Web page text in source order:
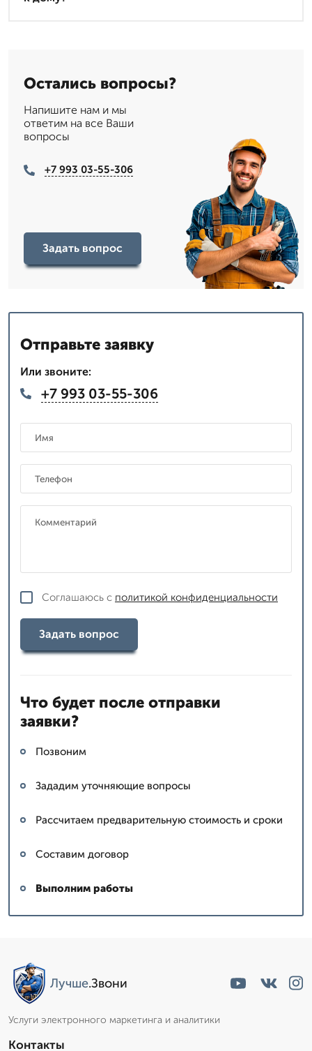
Остались вопросы?
Напишите нам и мы
ответим на все Ваши
вопросы
+7 993 03-55-306
Задать вопрос
Отправьте заявку
Или звоните:
+7 993 03-55-306
Соглашаюсь с политикой конфиденциальности
Задать вопрос
Что будет после отправки
заявки?
Позвоним
Зададим уточняющие вопросы
Рассчитаем предварительную стоимость и сроки
Составим договор
Выполним работы
Лучше.Звони
Услуги электронного маркетинга и аналитики
Контакты